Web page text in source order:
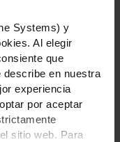
Systems) y
Al elegir
que
en nuestra
experiencia
por aceptar
sitio web. Para